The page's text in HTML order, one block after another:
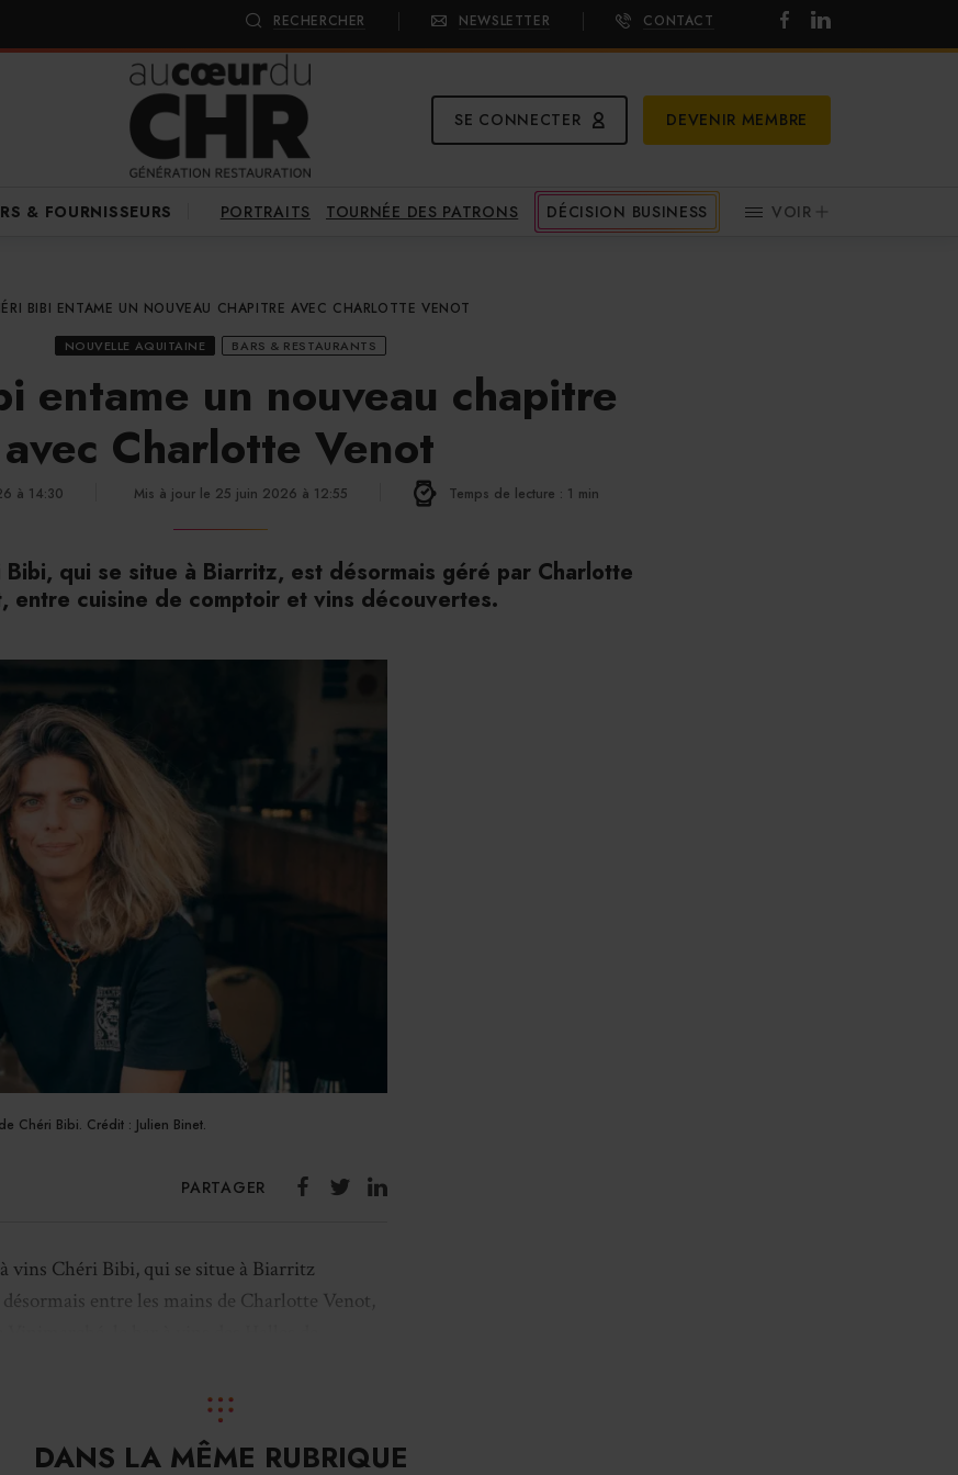
RECHERCHER NEWSLETTER CONTACT
SE CONNECTER DEVENIR MEMBRE
& FOURNISSEURS PORTRAITS TOURNÉE DES PATRONS DÉCISION BUSINESS VOIR
BIBI ENTAME UN NOUVEAU CHAPITRE AVEC CHARLOTTE VENOT
NOUVELLE AQUITAINE BARS & RESTAURANTS
entame un nouveau chapitre
avec Charlotte Venot
à 14:30 Mis à jour le 25 juin 2026 à 12:55 Temps de lecture : 1 min
Bibi, qui se situe à Biarritz, est désormais géré par Charlotte
entre cuisine de comptoir et vins découvertes.
Chéri Bibi. Crédit : Julien Binet.
PARTAGER
vins Chéri Bibi, qui se situe à Biarritz
entre les mains de Charlotte Venot,
Passion Vins
de Souillac, Stanislas Thierry et
DANS LA MÊME RUBRIQUE